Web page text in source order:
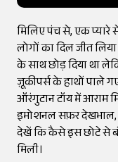
मिलिए पंच से, एक प्यारे
लोगों का दिल जीत
के साथ छोड़ दिया था
ज़ूकीपर्स के हाथों पाले
ऑरंगुटान टॉय में आराम
इमोशनल सफ़र देखभाल,
देखें कि कैसे इस छोटे से
मिली।